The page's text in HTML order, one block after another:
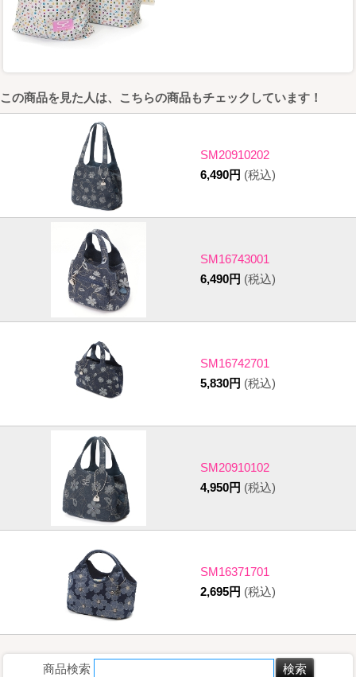
この商品を見た人は、こちらの商品もチェックしています！
SM20910202
6,490円 (税込)
SM16743001
6,490円 (税込)
SM16742701
5,830円 (税込)
SM20910102
4,950円 (税込)
SM16371701
2,695円 (税込)
商品検索